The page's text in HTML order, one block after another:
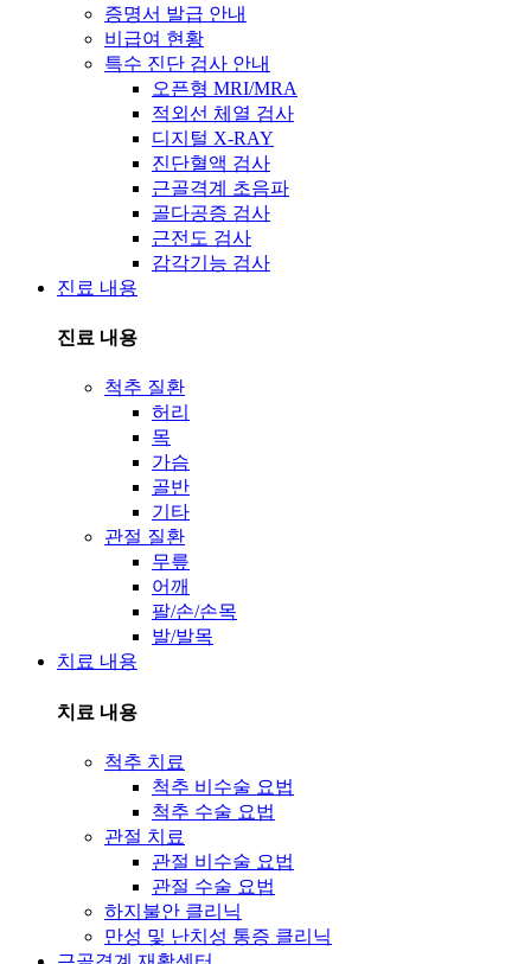
증명서 발급 안내
비급여 현황
특수 진단 검사 안내
오픈형 MRI/MRA
적외선 체열 검사
디지털 X-RAY
진단혈액 검사
근골격계 초음파
골다공증 검사
근전도 검사
감각기능 검사
진료 내용
진료 내용
척추 질환
허리
목
가슴
골반
기타
관절 질환
무릎
어깨
팔/손/손목
발/발목
치료 내용
치료 내용
척추 치료
척추 비수술 요법
척추 수술 요법
관절 치료
관절 비수술 요법
관절 수술 요법
하지불안 클리닉
만성 및 난치성 통증 클리닉